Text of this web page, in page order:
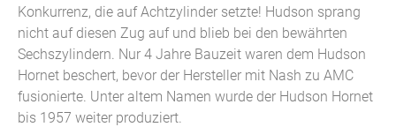
Konkurrenz, die auf Achtzylinder setzte! Hudson sprang
nicht auf diesen Zug auf und blieb bei den bewährten
Sechszylindern. Nur 4 Jahre Bauzeit waren dem Hudson
Hornet beschert, bevor der Hersteller mit Nash zu AMC
fusionierte. Unter altem Namen wurde der Hudson Hornet
bis 1957 weiter produziert.